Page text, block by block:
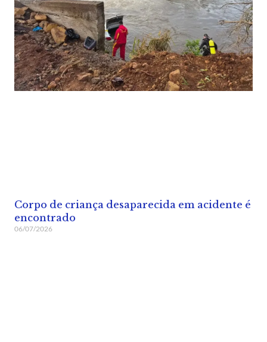
Corpo de criança desaparecida em acidente é
encontrado
06/07/2026